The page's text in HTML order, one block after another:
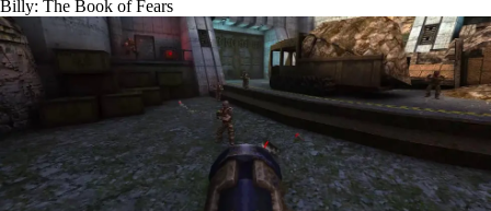
Billy: The Book of Fears